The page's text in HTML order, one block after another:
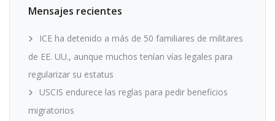
Mensajes recientes
ICE ha detenido a más de 50 familiares de militares
de EE. UU., aunque muchos tenían vías legales para
regularizar su estatus
USCIS endurece las reglas para pedir beneficios
migratorios